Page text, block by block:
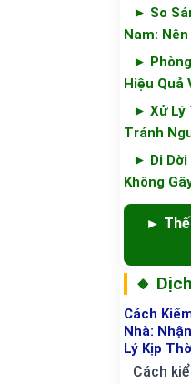
► So
Nam:
►
Hiệu Quả
► Xử Lý
Tránh
► Di Dời
Không
►
🔸
Cách
Nhà:
Lý Kịp
Cách